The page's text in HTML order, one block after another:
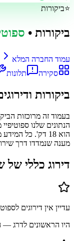
⭐ביקורות
ביקורות •
עמוד החברה המלא
סקירה
תלונות
ביקורות
בעמוד זה מרוכזות
הוא 18 דק'. כל
מענה שנמדדו דרך
דירוג כללי
עדיין אין דירוגים ל
היו הראשונים לדרג —